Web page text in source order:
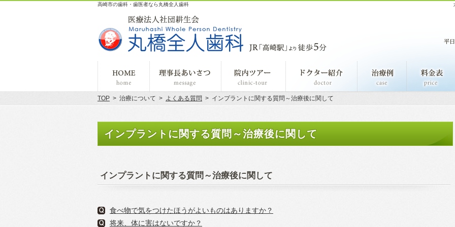
インプラントに関する質問～治療後に関して
高崎市の歯科・歯医者なら丸橋全人歯科
インプラントに関する質問～治療後に関して
食べ物で気をつけたほうがよいものはありますか？
将来、体に害はないですか？
TOP > 治療について > よくある質問 > インプラントに関する質問～治療後に関して